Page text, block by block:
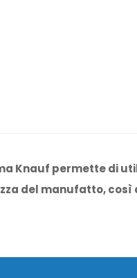
Knauf permette di
del manufatto, così